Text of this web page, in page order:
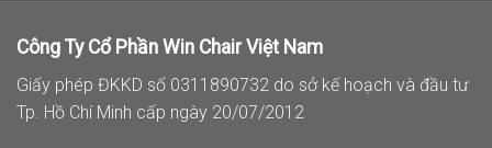
Công Ty Cổ Phần Win Chair Việt Nam
Giấy phép ĐKKD số 0311890732 do sở kế hoạch và đầu tư
Tp. Hồ Chí Minh cấp ngày 20/07/2012